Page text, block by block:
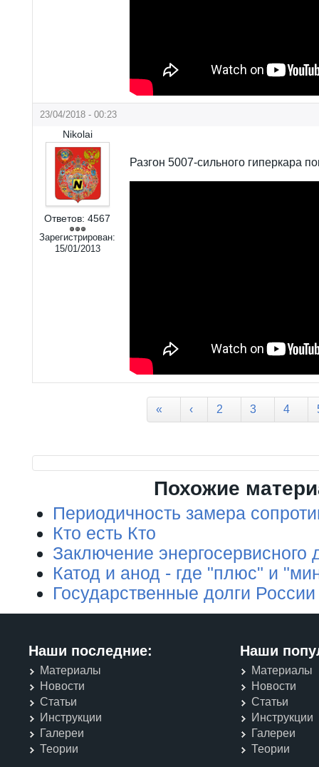
23/04/2018 - 00:23
Nikolai
Ответов: 4567
Зарегистрирован:
15/01/2013
Разгон 5007-сильного гиперкара
« ‹ 2 3 4
Похожие
Периодичность замера
Кто есть Кто
Заключение энергосервисного
Катод и анод - где "плюс" и
Государственные долги России
Наши последние:
Материалы
Новости
Статьи
Инструкции
Галереи
Теории
Наши
Материалы
Новости
Статьи
Инструкции
Галереи
Теории